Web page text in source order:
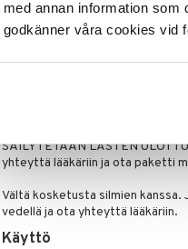
med annan information som
godkänner våra cookies vid
Jos koet polttoa ja pistoja
vedellä. Ota yhteyttä lääkäriin
Sinun tulee odottaa 24 tuntia
SÄILYTETÄÄN LASTEN
yhteyttä lääkäriin ja ota paketti
Vältä kosketusta silmien
vedellä ja ota yhteyttä lääkäriin.
Käyttö